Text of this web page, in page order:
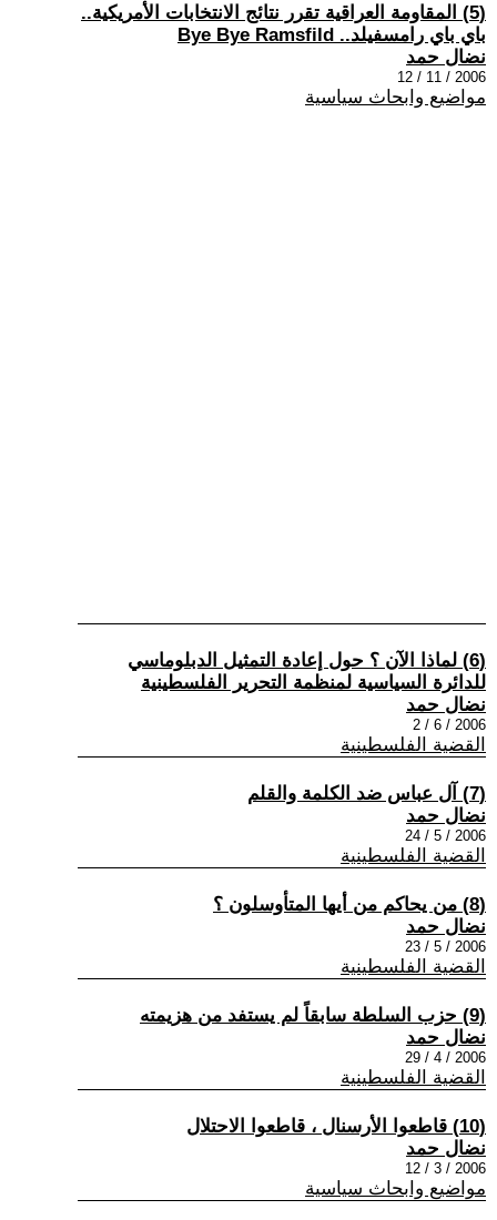
(5) المقاومة العراقية تقرر نتائج الانتخابات الأمريكية..
باي باي رامسفيلد.. Bye Bye Ramsfild
نضال حمد
2006 / 11 / 12
مواضيع وابحاث سياسية
(6) لماذا الآن ؟ حول إعادة التمثيل الدبلوماسي
للدائرة السياسية لمنظمة التحرير الفلسطينية
نضال حمد
2006 / 6 / 2
القضية الفلسطينية
(7) آل عباس ضد الكلمة والقلم
نضال حمد
2006 / 5 / 24
القضية الفلسطينية
(8) من يحاكم من أيها المتأوسلون ؟
نضال حمد
2006 / 5 / 23
القضية الفلسطينية
(9) حزب السلطة سابقاً لم يستفد من هزيمته
نضال حمد
2006 / 4 / 29
القضية الفلسطينية
(10) قاطعوا الأرسنال ، قاطعوا الاحتلال
نضال حمد
2006 / 3 / 12
مواضيع وابحاث سياسية